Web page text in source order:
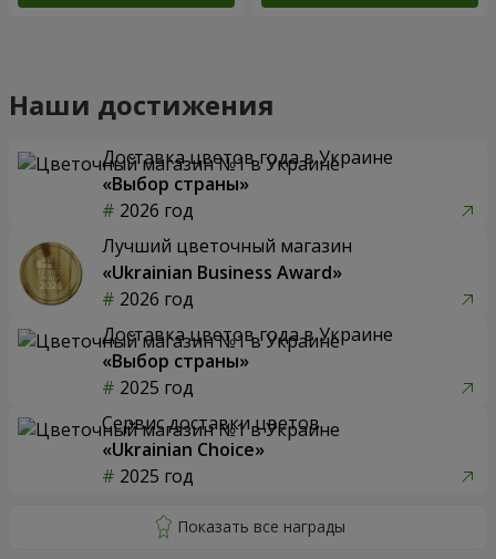
Наши достижения
Доставка цветов года в Украине
«Выбор страны»
2026 год
Лучший цветочный магазин
«Ukrainian Business Award»
2026 год
Доставка цветов года в Украине
«Выбор страны»
2025 год
Сервис доставки цветов
«Ukrainian Choice»
2025 год